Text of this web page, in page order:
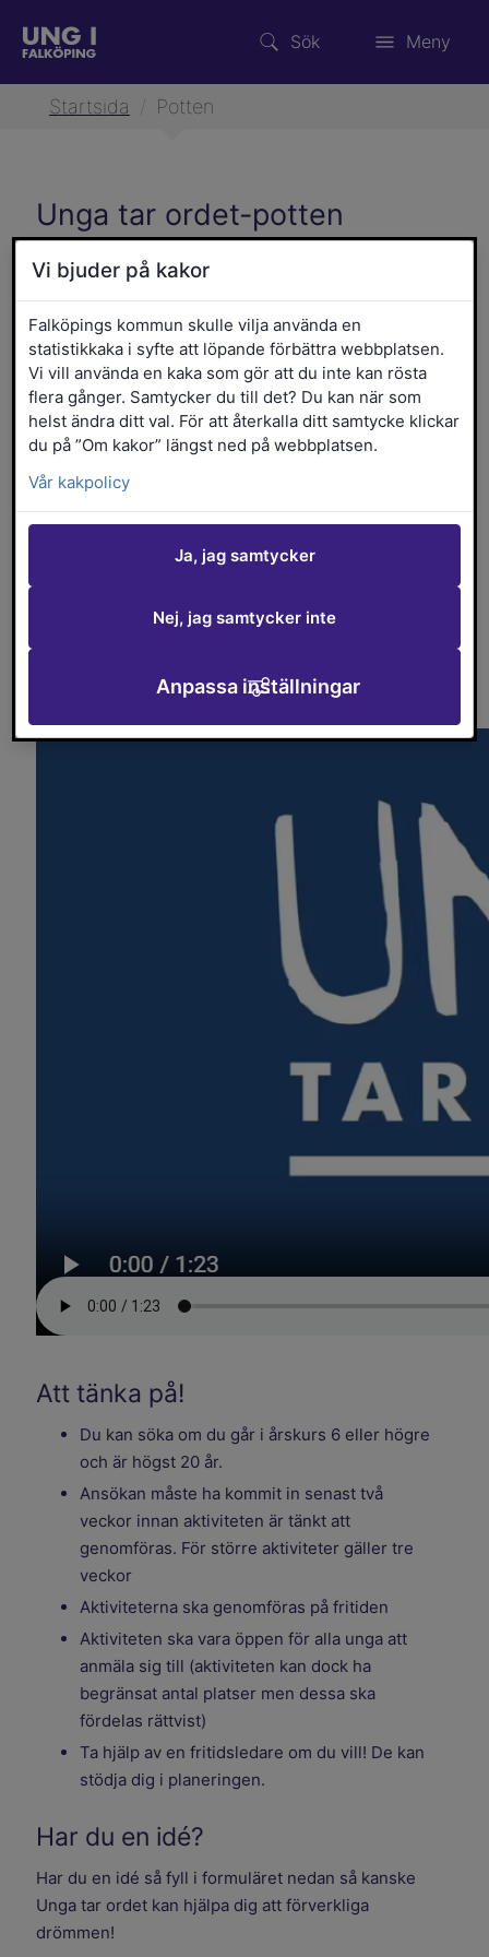
Sök Meny
Startsida Potten
Unga tar ordet-potten
Har du en idé eller dröm du vill
pengar för att göra det? Hör av dig till oss
så hjälper vi dig vidare!
Av unga för unga
Unga tar ordet-potten är pengar som unga kan ta
del av. De kan användas till roliga, spännande,
kreativa projekt och arrangemang som drivs av
emot, ser över och beslutar om vilka idéer som får
Film om potten
Att tänka på!
Du kan söka om du går i årskurs 6 eller högre
och är högst 20 år.
Ansökan måste ha kommit in senast två
veckor innan aktiviteten är tänkt att
genomföras. För större aktiviteter gäller tre
veckor
Aktiviteterna ska genomföras på fritiden
Aktiviteten ska vara öppen för alla unga att
anmäla sig till (aktiviteten kan dock ha
begränsat antal platser men dessa ska
fördelas rättvist)
Ta hjälp av en fritidsledare om du vill! De kan
stödja dig i planeringen.
Har du en idé?
Har du en idé så fyll i formuläret nedan så kanske
Unga tar ordet kan hjälpa dig att förverkliga
drömmen!
Vi bjuder på kakor
Falköpings kommun skulle vilja använda en
statistikkaka i syfte att löpande förbättra webbplatsen.
Vi vill använda en kaka som gör att du inte kan rösta
flera gånger. Samtycker du till det? Du kan när som
helst ändra ditt val. För att återkalla ditt samtycke klickar
du på ”Om kakor” längst ned på webbplatsen.
Vår kakpolicy
Ja, jag samtycker
Nej, jag samtycker inte
Anpassa inställningar